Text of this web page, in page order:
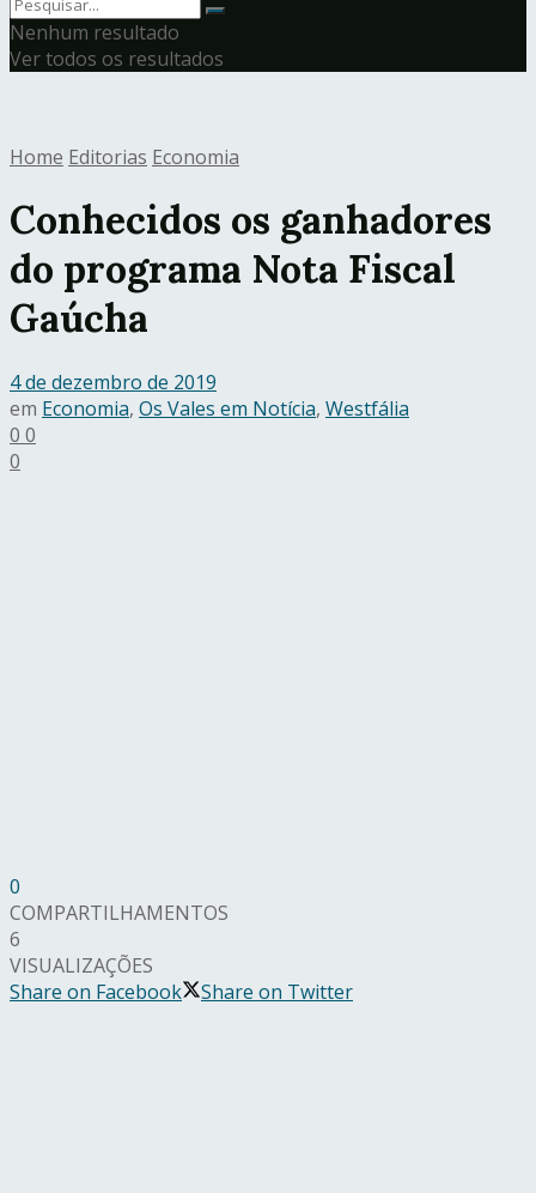
Nenhum resultado
Ver todos os resultados
Home Editorias Economia
Conhecidos os ganhadores
do programa Nota Fiscal
Gaúcha
4 de dezembro de 2019
em Economia, Os Vales em Notícia, Westfália
0 0
0
0
COMPARTILHAMENTOS
6
VISUALIZAÇÕES
Share on Facebook
Share on Twitter